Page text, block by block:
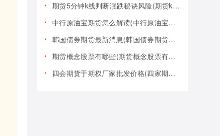
期货5分钟k线判断涨跌秘诀风险(期货k线技巧)
中行原油宝期货怎么解读(中行原油宝期货事件)
韩国债券期货最新消息(韩国债券期货最新消息新闻)
期货概念股票有哪些(期货概念股票有哪些类型)
四会期货于期权厂家批发价格(四家期货交易)